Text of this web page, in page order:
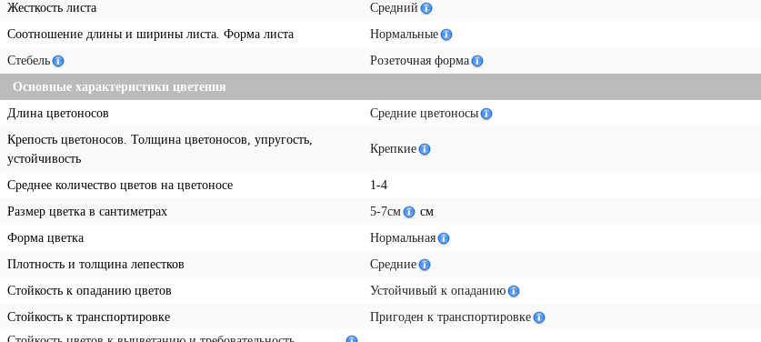
Жесткость листа
Средний
Соотношение длины и ширины листа. Форма листа
Нормальные
Стебель
Розеточная форма
Основные характеристики цветения
Длина цветоносов
Средние цветоносы
Крепость цветоносов. Толщина цветоносов, упругость,
устойчивость
Крепкие
Среднее количество цветов на цветоносе
1-4
Размер цветка в сантиметрах
5-7см
см
Форма цветка
Нормальная
Плотность и толщина лепестков
Средние
Стойкость к опаданию цветов
Устойчивый к опаданию
Стойкость к транспортировке
Пригоден к транспортировке